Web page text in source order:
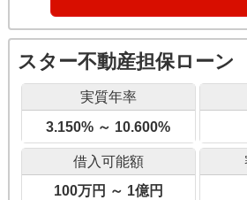
スター不動産担保ローン
実質年率
3.150% ～ 10.600%
借入可能額
100万円 ～ 1億円